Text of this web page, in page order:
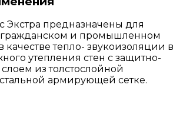
Экстра предназначены для
и промышленном
качестве тепло- звукоизоляции в
утепления стен с защитно-
из толстослойной
армирующей сетке.